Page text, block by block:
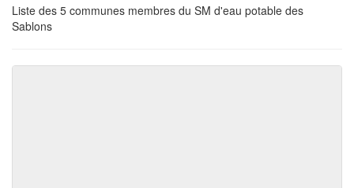
Liste des 5 communes membres du SM d'eau potable des
Sablons